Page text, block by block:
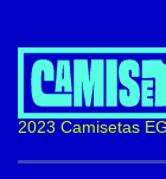
2023 Camisetas